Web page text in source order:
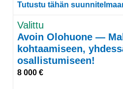
Tutustu tähän
Valittu
Avoin Olohuone —
kohtaamiseen,
osallistumiseen!
8 000 €